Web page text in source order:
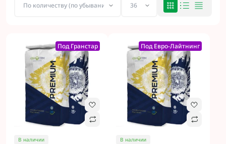
Под Гранстар
В наличии
Под Евро-Лайтнинг
В наличии